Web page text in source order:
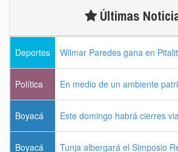
Últimas
Deportes Wilmar Paredes gana en
Política En medio de un ambiente
Boyacá Este domingo habrá cierres
Boyacá Tunja albergará el Simposio